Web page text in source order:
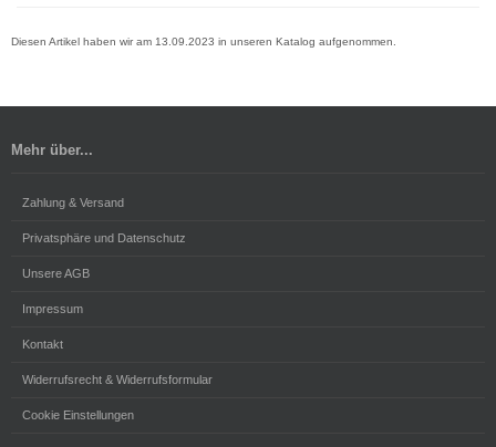
Diesen Artikel haben wir am 13.09.2023 in unseren Katalog aufgenommen.
Mehr über...
Zahlung & Versand
Privatsphäre und Datenschutz
Unsere AGB
Impressum
Kontakt
Widerrufsrecht & Widerrufsformular
Cookie Einstellungen